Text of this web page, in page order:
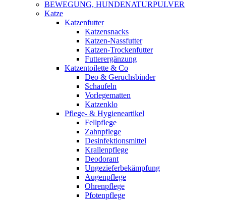
BEWEGUNG, HUNDENATURPULVER
Katze
Katzenfutter
Katzensnacks
Katzen-Nassfutter
Katzen-Trockenfutter
Futterergänzung
Katzentoilette & Co
Deo & Geruchsbinder
Schaufeln
Vorlegematten
Katzenklo
Pflege- & Hygieneartikel
Fellpflege
Zahnpflege
Desinfektionsmittel
Krallenpflege
Deodorant
Ungezieferbekämpfung
Augenpflege
Ohrenpflege
Pfotenpflege